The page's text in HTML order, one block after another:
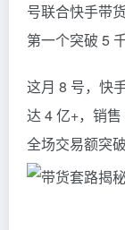
号联合快手带
第一个突破 5
这月 8 号，快
达 4 亿+，销
全场交易额突